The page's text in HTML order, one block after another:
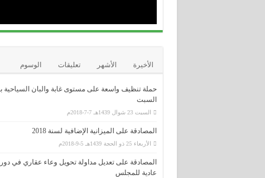
المديرية العامة للوظيفة العمومية
ONEC
الأخيرة الأشهر تعليقات الوسوم
حملة تنظيف واسعة على مستوى غابة والبان السياحية
السبت
السبت 23 شوال 1439هـ 7-7-2018م
المصادقة على الميزانية الإضافية لسنة 2018
الأربعاء 25 ذو الحجة 1439هـ 5-9-2018م
المصادقة على تعديل مداولة تحويل وعاء عقاري في
عادية للمجلس